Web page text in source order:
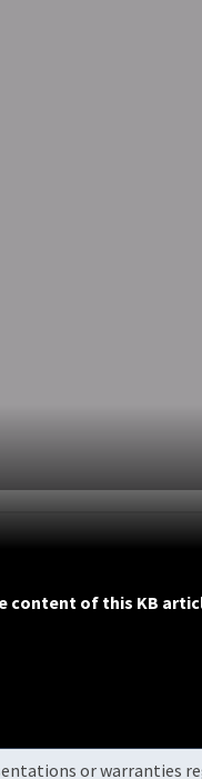
content of this KB
or warranties